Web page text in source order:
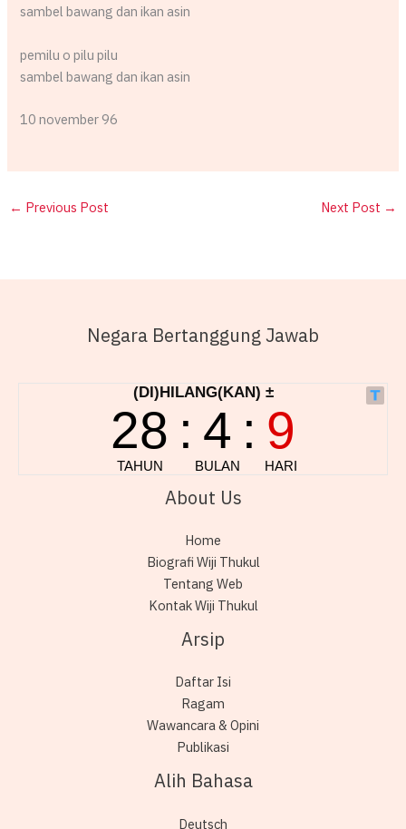
sambel bawang dan ikan asin
pemilu o pilu pilu
sambel bawang dan ikan asin
10 november 96
← Previous Post Next Post →
Negara Bertanggung Jawab
About Us
Home
Biografi Wiji Thukul
Tentang Web
Kontak Wiji Thukul
Arsip
Daftar Isi
Ragam
Wawancara & Opini
Publikasi
Alih Bahasa
Deutsch